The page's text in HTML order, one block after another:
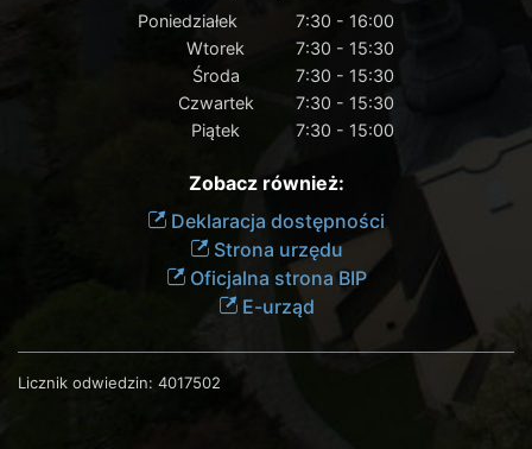
Poniedziałek
7:30 - 16:00
Wtorek
7:30 - 15:30
Środa
7:30 - 15:30
Czwartek
7:30 - 15:30
Piątek
7:30 - 15:00
Zobacz również:
Deklaracja dostępności
Strona urzędu
Oficjalna strona BIP
E-urząd
Licznik odwiedzin: 4017502